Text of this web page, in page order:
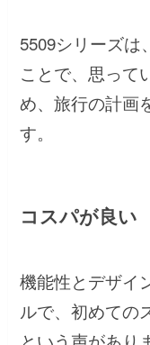
5509シリーズは
ことで、思って
め、旅行の計画
す。
コスパが良い
機能性とデザイ
ルで、初めての
という声があり